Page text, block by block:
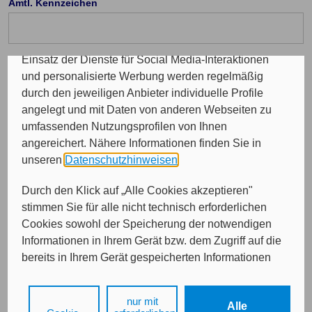
Programme sowie für personalisierte Werbung.
weitere Verantwortliche weitergegeben. Bei dem
Einsatz der Dienste für Social Media-Interaktionen
und personalisierte Werbung werden regelmäßig
durch den jeweiligen Anbieter individuelle Profile
angelegt und mit Daten von anderen Webseiten zu
umfassenden Nutzungsprofilen von Ihnen
angereichert. Nähere Informationen finden Sie in
unseren Datenschutzhinweisen
Durch den Klick auf „Alle Cookies akzeptieren"
stimmen Sie für alle nicht technisch erforderlichen
Cookies sowohl der Speicherung der notwendigen
Informationen in Ihrem Gerät bzw. dem Zugriff auf die
bereits in Ihrem Gerät gespeicherten Informationen
Ihrer Daten zu den angegebenen Zwecken in unseren
Datenschutzhinweisengemäß Art. 6 Abs. 1 lit. a
Alle
nur mit
Amtl. Kennzeichen
Telefon Vorwahl: (optional)
Durchwahl (optional)